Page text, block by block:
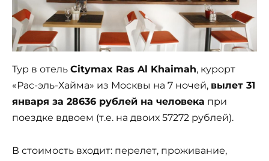
Тур в отель Citymax Ras Al Khaimah, курорт
«Рас-эль-Хайма» из Москвы на 7 ночей, вылет 31
января за 28636 рублей на человека при
поездке вдвоем (т.е. на двоих 57272 рублей).
В стоимость входит: перелет, проживание,